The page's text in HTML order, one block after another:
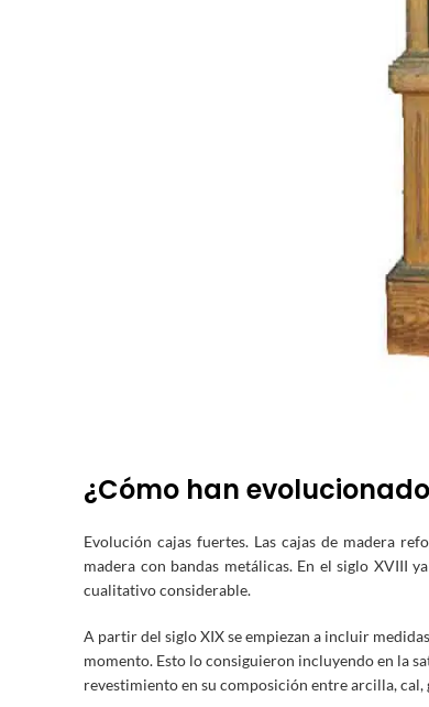
¿Cómo han
Evolución cajas fuertes. Las cajas de madera
madera con bandas metálicas. En el siglo XVIII
cualitativo considerable.
A partir del siglo XIX se empiezan a incluir
momento. Esto lo consiguieron incluyendo en la
revestimiento en su composición entre arcilla, cal,